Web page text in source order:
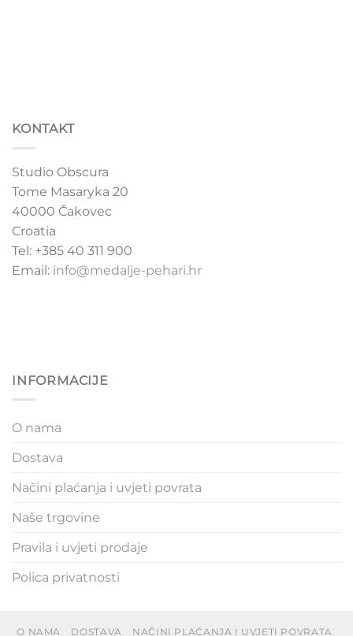
KONTAKT
Studio Obscura
Tome Masaryka 20
40000 Čakovec
Croatia
Tel: +385 40 311 900
Email: info@medalje-pehari.hr
INFORMACIJE
O nama
Dostava
Načini plaćanja i uvjeti povrata
Naše trgovine
Pravila i uvjeti prodaje
Polica privatnosti
O NAMA DOSTAVA NAČINI PLAĆANJA I UVJETI POVRATA